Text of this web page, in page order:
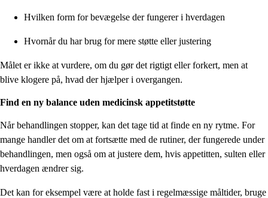
Hvilken form for bevægelse der fungerer i hverdagen
Hvornår du har brug for mere støtte eller justering
Målet er ikke at vurdere, om du gør det rigtigt eller forkert, men at
blive klogere på, hvad der hjælper i overgangen.
Find en ny balance uden medicinsk appetitstøtte
Når behandlingen stopper, kan det tage tid at finde en ny rytme. For
mange handler det om at fortsætte med de rutiner, der fungerede under
behandlingen, men også om at justere dem, hvis appetitten, sulten eller
hverdagen ændrer sig.
Det kan for eksempel være at holde fast i regelmæssige måltider, bruge